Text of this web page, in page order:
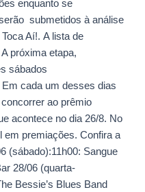
enquanto se
submetidos à análise
Aí!. A lista de
próxima etapa,
sábados
cada um desses dias
ao prêmio
acontece no dia 26/8. No
em premiações. Confira a
(sábado):11h00: Sangue
28/06 (quarta-
Bessie’s Blues Band